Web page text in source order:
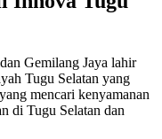
Gemilang Jaya lahir
Tugu Selatan yang
mencari kenyamanan
di Tugu Selatan dan